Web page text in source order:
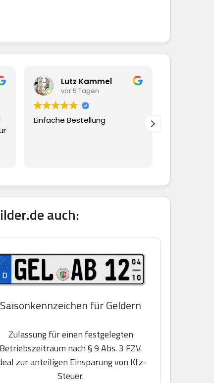
Lutz Kammel
vor 5 Tagen
Einfache Bestellung
auch:
Saisonkennzeichen für Geldern
Zulassung für einen festgelegten
Betriebszeitraum nach § 9 Abs. 3 FZV.
zur anteiligen Einsparung von Kfz-
Steuer.